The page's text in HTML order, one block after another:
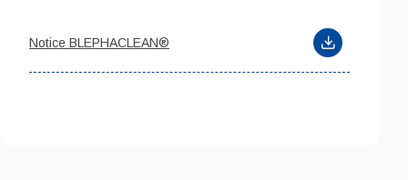
Notice BLEPHACLEAN®